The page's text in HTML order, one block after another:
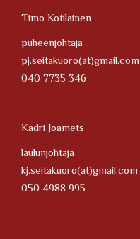
Timo Kotilainen
puheenjohtaja
pj.seitakuoro(at)gmail.com
040 7735 346
Kadri Joamets
laulunjohtaja
kj.seitakuoro(at)gmail.com
050 4988 995